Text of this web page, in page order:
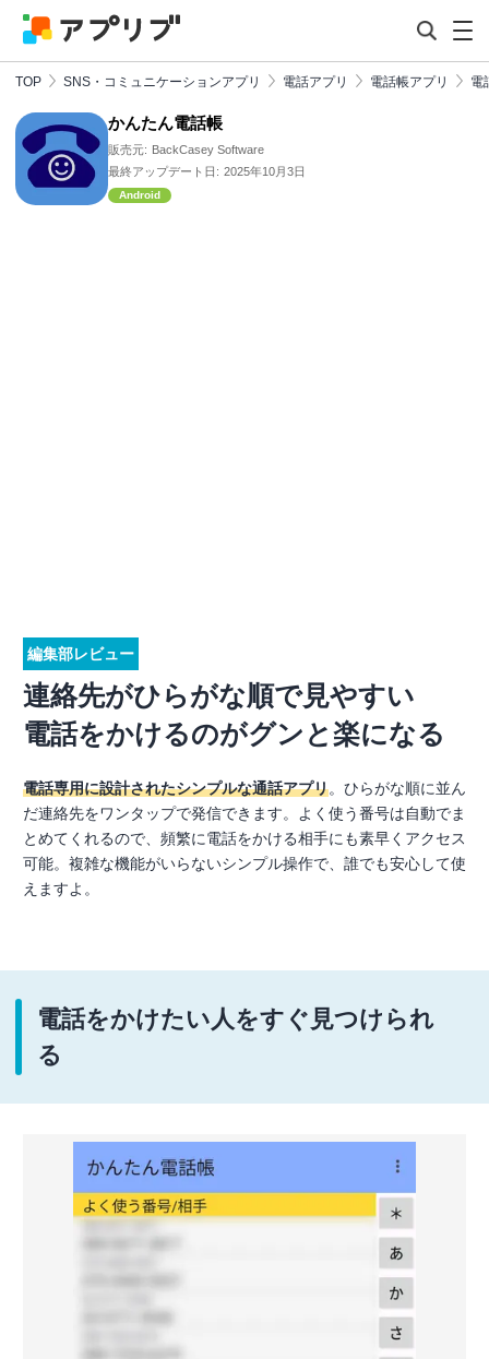
TOP SNS・コミュニケーションアプリ 電話アプリ 電話帳アプリ 電
かんたん電話帳
販売元: BackCasey Software
最終アップデート日: 2025年10月3日
Android
編集部レビュー
連絡先がひらがな順で見やすい
電話をかけるのがグンと楽になる
電話専用に設計されたシンプルな通話アプリ。ひらがな順に並ん
だ連絡先をワンタップで発信できます。よく使う番号は自動でま
とめてくれるので、頻繁に電話をかける相手にも素早くアクセス
可能。複雑な機能がいらないシンプル操作で、誰でも安心して使
えますよ。
電話をかけたい人をすぐ見つけられ
る